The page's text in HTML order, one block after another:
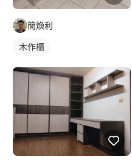
簡煥利
木作櫃